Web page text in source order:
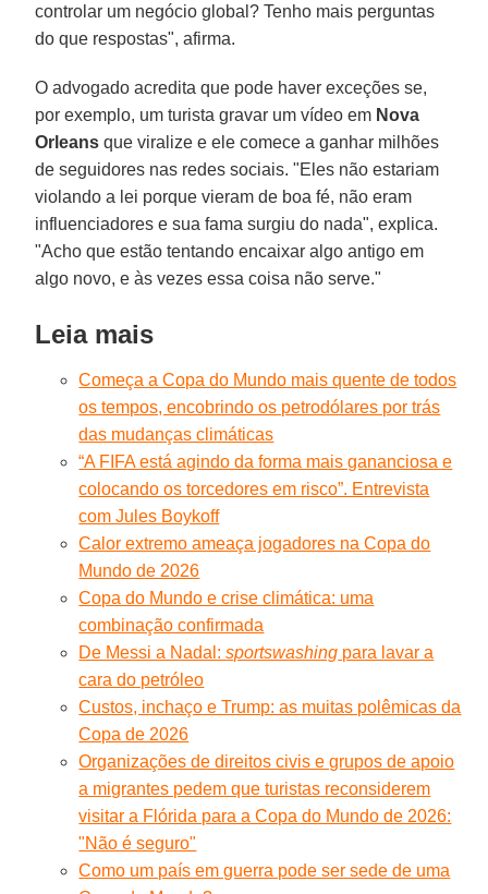
controlar um negócio global? Tenho mais perguntas
do que respostas", afirma.
O advogado acredita que pode haver exceções se,
por exemplo, um turista gravar um vídeo em Nova
Orleans que viralize e ele comece a ganhar milhões
de seguidores nas redes sociais. "Eles não estariam
violando a lei porque vieram de boa fé, não eram
influenciadores e sua fama surgiu do nada", explica.
"Acho que estão tentando encaixar algo antigo em
algo novo, e às vezes essa coisa não serve."
Leia mais
Começa a Copa do Mundo mais quente de todos
os tempos, encobrindo os petrodólares por trás
das mudanças climáticas
“A FIFA está agindo da forma mais gananciosa e
colocando os torcedores em risco”. Entrevista
com Jules Boykoff
Calor extremo ameaça jogadores na Copa do
Mundo de 2026
Copa do Mundo e crise climática: uma
combinação confirmada
De Messi a Nadal:sportswashing para lavar a
cara do petróleo
Custos, inchaço e Trump: as muitas polêmicas da
Copa de 2026
Organizações de direitos civis e grupos de apoio
a migrantes pedem que turistas reconsiderem
visitar a Flórida para a Copa do Mundo de 2026:
"Não é seguro"
Como um país em guerra pode ser sede de uma